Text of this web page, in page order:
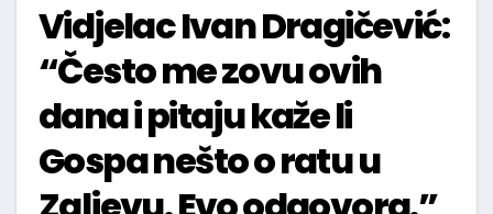
Vidjelac Ivan Dragičević:
“Često me zovu ovih
dana i pitaju kaže li
Gospa nešto o ratu u